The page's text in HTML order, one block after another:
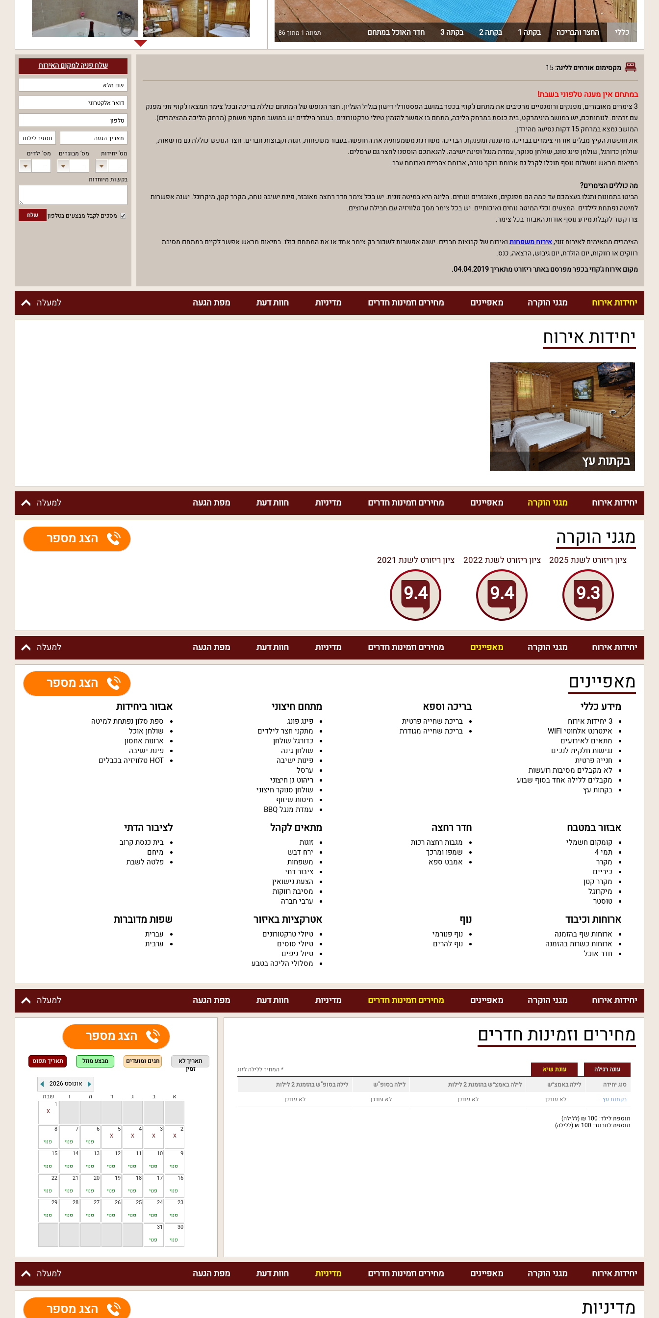
תמונה 1 מתוך86 כללי החצר והבריכה בקתה 1 בקתה 2 בקתה 3 חדר האוכל במתחם
שלח פניה למקום האירוח
מס‘ ילדים
--
מס‘ מבוגרים
--
מס' יחידות
--
בקשות מיוחדות
שלח מסכים לקבל מבצעים בטלפון
מקסימום אורחים ללינה:15
במתחם אין מענה טלפוני בשבת!
3 צימרים מאובזרים, מפנקים ורומנטיים מרכיבים את מתחם ג'קוזי בכפר במושב הפסטורלי דישון בגליל העליון. חצר הנופש של המתחם כוללת בריכה ובכל צימר תמצאו ג'קוזי זוגי מפנק
עם זרמים. לנוחותכם, יש במושב מינימרקט, בית כנסת במרחק הליכה, מתחם בו אפשר להזמין טיולי טרקטורונים. בעבור הילדים יש במושב מתקני משחק (מרחק הליכה מהצימרים).
המושב נמצא במרחק 15 דקות נסיעה מהירדן.
את חופשת הקיץ מבלים אורחי צימרים בבריכה מרעננת ומפנקת. הבריכה משדרגת משמעותית את החופשה בעבור משפחות, זוגות וקבוצות חברים. חצר הנופש כוללת גם מדשאות,
שולחן כדורגל, שולחן פינג פונג, שולחן סנוקר, עמדת מנגל ופינת ישיבה. להנאתכם הוספנו לחצר גם ערסלים.
בתיאום מראש ותשלום נוסף תוכלו לקבל גם ארוחת בוקר טובה, ארוחת צהריים וארוחת ערב.
מה כוללים הצימרים?
הביטו בתמונות ותגלו בעצמכם עד כמה הם מפנקים, מאובזרים ונוחים. הלינה היא במיטה זוגית. יש בכל צימר חדר רחצה מאובזר, פינת ישיבה נוחה, מקרר קטן, מיקרוגל. ישנה אפשרות
למיטה נפתחת לילדים. המצעים וכלי המיטה נוחים ואיכותיים. יש בכל צימר מסך טלוויזיה עם חבילת ערוצים.
צרו קשר לקבלת מידע נוסף אודות האבזור בכל צימר.
הצימרים מתאימים לאירוח זוגי,אירוח משפחותואירוח של קבוצות חברים. ישנה אפשרות לשכור רק צימר אחד או את המתחם כולו. בתיאום מראש אפשר לקיים במתחם מסיבת
רווקים או רווקות, יום הולדת, יום גיבוש, הרצאה, כנס.
מקום אירוח ג'קוזי בכפר מפרסם באתר ריזורט מתאריך 04.04.2019.
למעלה יחידות אירוח מגני הוקרה מאפיינים מחירים וזמינות חדרים מדיניות חוות דעת מפת הגעה
יחידות אירוח
בקתות עץ
למעלה יחידות אירוח מגני הוקרה מאפיינים מחירים וזמינות חדרים מדיניות חוות דעת מפת הגעה
מגני הוקרה הצג מספר
ציון ריזורט לשנת 2025
9.3
ציון ריזורט לשנת 2022
9.4
ציון ריזורט לשנת 2021
9.4
למעלה יחידות אירוח מגני הוקרה מאפיינים מחירים וזמינות חדרים מדיניות חוות דעת מפת הגעה
מאפיינים הצג מספר
מידע כללי
3 יחידות אירוח
אינטרנט אלחוטי WIFI
מתאים לאירועים
נגישות חלקית לנכים
חנייה פרטית
לא מקבלים מסיבות רועשות
מקבלים ללילה אחד בסוף שבוע
בקתות עץ
בריכה וספא
בריכת שחייה פרטית
בריכת שחייה מגודרת
מתחם חיצוני
פינג פונג
מתקני חצר לילדים
כדורגל שולחן
שולחן גינה
פינות ישיבה
ערסל
ריהוט גן חיצוני
שולחן סנוקר חיצוני
מיטות שיזוף
עמדת מנגל BBQ
אבזור ביחידות
ספת סלון נפתחת למיטה
שולחן אוכל
ארונות אחסון
פינת ישיבה
HOT טלוויזיה בכבלים
אבזור במטבח
קומקום חשמלי
תמי 4
מקרר
כיריים
מקרר קטן
מיקרוגל
טוסטר
חדר רחצה
מגבות רחצה רכות
שמפו ומרכך
אמבט ספא
מתאים לקהל
זוגות
ירח דבש
משפחות
ציבור דתי
הצעת נישואין
מסיבת רווקות
ערבי חברה
לציבור הדתי
בית כנסת קרוב
מיחם
פלטה לשבת
ארוחות וכיבוד
ארוחות שף בהזמנה
ארוחות כשרות בהזמנה
חדר אוכל
נוף
נוף פנורמי
נוף להרים
אטרקציות באיזור
טיולי טרקטורונים
טיולי סוסים
טיול גיפים
מסלולי הליכה בטבע
שפות מדוברות
עברית
ערבית
למעלה יחידות אירוח מגני הוקרה מאפיינים מחירים וזמינות חדרים מדיניות חוות דעת מפת הגעה
הצג מספר
תאריך לא
זמין
חגים ומועדים מבצע מוזל תאריך תפוס
אוגוסט 2026
א
ב ג ד ה ו שבת
1
2
3
4
5
6
פנוי
7
פנוי
8
פנוי
9
פנוי
10
פנוי
11
פנוי
12
פנוי
13
פנוי
14
פנוי
15
פנוי
16
פנוי
17
פנוי
18
פנוי
19
פנוי
20
פנוי
21
פנוי
22
פנוי
23
פנוי
24
פנוי
25
פנוי
26
פנוי
27
פנוי
28
פנוי
29
פנוי
30
פנוי
31
פנוי
מחירים וזמינות חדרים
עונה רגילה עונת שיא
* המחיר ללילה לזוג
סוג יחידה
לילה באמצ״ש לילה באמצ״ש בהזמנת 2 לילות לילה בסופ"ש
לילה בסופ"ש בהזמנת 2 לילות
בקתות עץ
לא עודכן לא עודכן לא עודכן לא עודכן
תוספת לילד: 100 ₪ (ללילה)
תוספת למבוגר: 100 ₪ (ללילה)
למעלה יחידות אירוח מגני הוקרה מאפיינים מחירים וזמינות חדרים מדיניות חוות דעת מפת הגעה
מדיניות הצג מספר